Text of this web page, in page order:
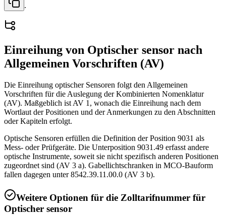
.
Einreihung von Optischer sensor nach
Allgemeinen Vorschriften (AV)
Die Einreihung optischer Sensoren folgt den Allgemeinen
Vorschriften für die Auslegung der Kombinierten Nomenklatur
(AV). Maßgeblich ist AV 1, wonach die Einreihung nach dem
Wortlaut der Positionen und der Anmerkungen zu den Abschnitten
oder Kapiteln erfolgt.
Optische Sensoren erfüllen die Definition der Position 9031 als
Mess- oder Prüfgeräte. Die Unterposition 9031.49 erfasst andere
optische Instrumente, soweit sie nicht spezifisch anderen Positionen
zugeordnet sind (AV 3 a). Gabellichtschranken in MCO-Bauform
fallen dagegen unter 8542.39.11.00.0 (AV 3 b).
Weitere Optionen für die Zolltarifnummer für
Optischer sensor